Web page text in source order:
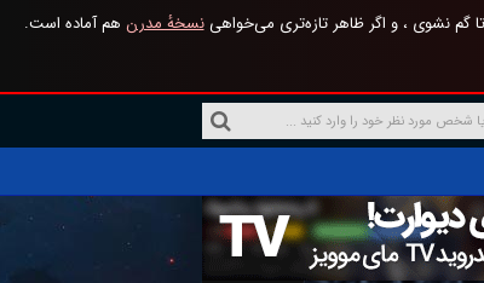
گم نشوی ، و اگر ظاهر تازه‌تری می‌خواهینسخهٔ مدرن هم آماده است.